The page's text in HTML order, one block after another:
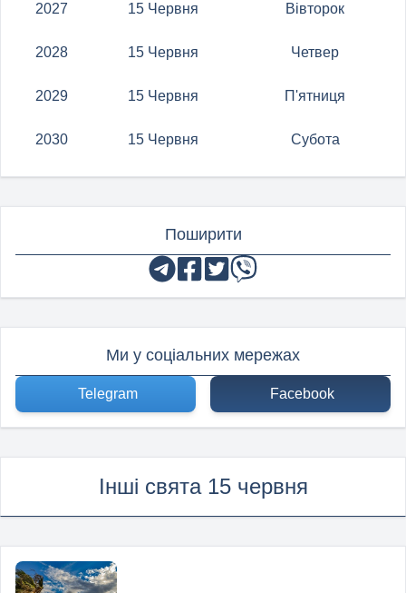
2027 15 Червня Вівторок
2028 15 Червня Четвер
2029 15 Червня П'ятниця
2030 15 Червня Субота
Поширити
Ми у соціальних мережах
Telegram Facebook
Інші свята 15 червня